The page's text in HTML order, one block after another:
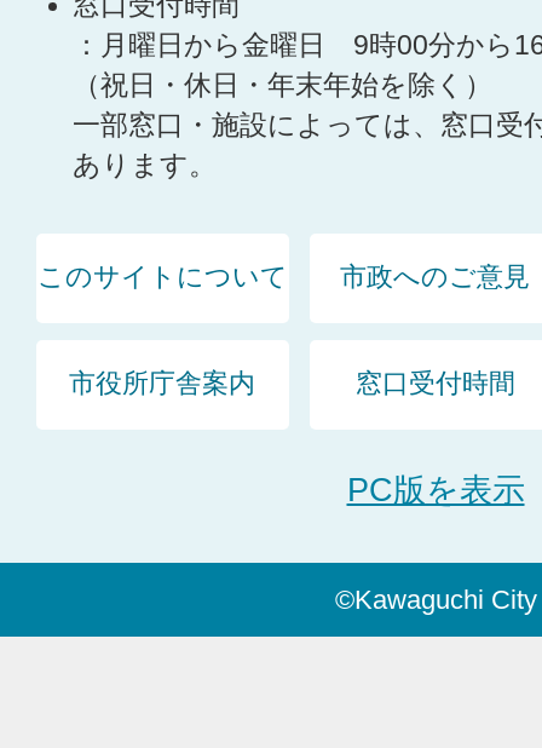
：月曜日から金曜日 9時00分から
（祝日・休日・年末年始を除く）
一部窓口・施設によっては、窓口受
あります。
このサイトについて 市政へのご意見
市役所庁舎案内 窓口受付時間
PC版を表示
©Kawaguchi City